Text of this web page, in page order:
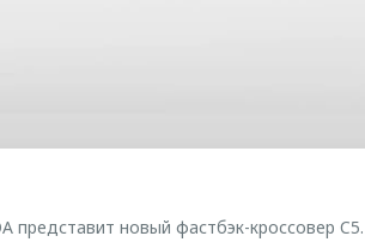
представит новый фастбэк-кроссовер